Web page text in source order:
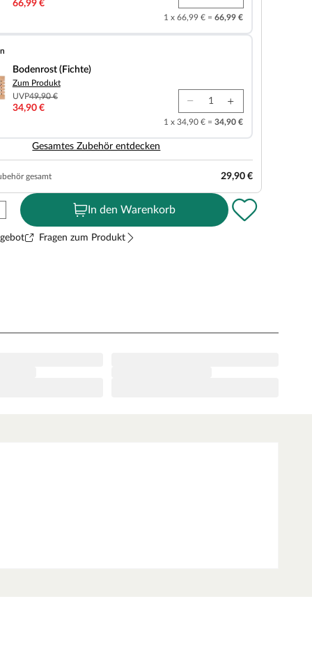
66,99 €
1 x 66,99 € = 66,99 €
Bodenrost (Fichte)
Zum Produkt
UVP49,90 €
34,90 €
1 x 34,90 € = 34,90 €
Gesamtes Zubehör entdecken
gesamt 29,90 €
In den Warenkorb
Fragen zum Produkt